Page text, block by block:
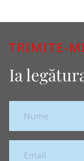
TRIMITE-
Ia